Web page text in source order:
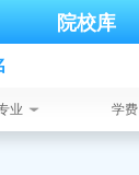
院校库
业 学费